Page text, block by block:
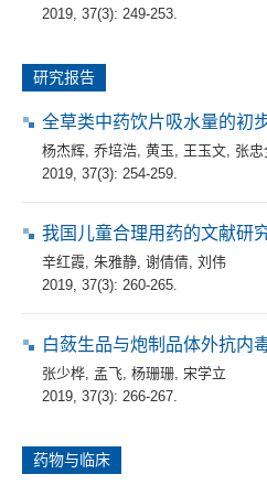
2019, 37(3): 249-253.
研究报告
全草类中药饮片吸水量的初
杨杰辉 乔培浩 黄玉 王玉文 张忠
2019, 37(3): 254-259.
我国儿童合理用药的文献研
辛红霞 朱雅静 谢倩倩 刘伟
2019, 37(3): 260-265.
白蔹生品与炮制品体外抗内
张少桦 孟飞 杨珊珊 宋学立
2019, 37(3): 266-267.
药物与临床